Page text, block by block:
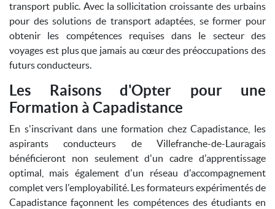
transport public. Avec la sollicitation croissante des urbains
pour des solutions de transport adaptées, se former pour
obtenir les compétences requises dans le secteur des
voyages est plus que jamais au cœur des préoccupations des
futurs conducteurs.
Les Raisons d'Opter pour une
Formation à Capadistance
En s'inscrivant dans une formation chez Capadistance, les
aspirants conducteurs de Villefranche-de-Lauragais
bénéficieront non seulement d'un cadre d'apprentissage
optimal, mais également d'un réseau d'accompagnement
complet vers l'employabilité. Les formateurs expérimentés de
Capadistance façonnent les compétences des étudiants en